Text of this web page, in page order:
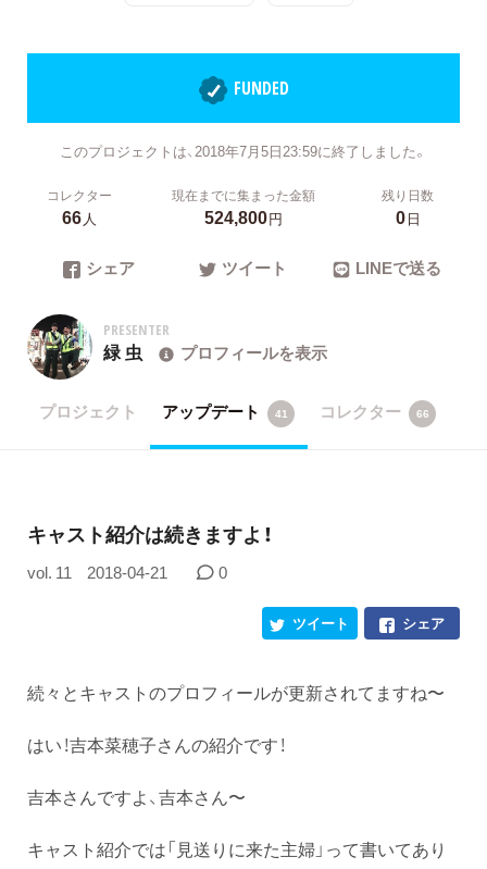
FUNDED
このプロジェクトは、2018年7月5日23:59に終了しました。
コレクター
66人
現在までに集まった金額
524,800円
残り日数
0日
シェア ツイート LINEで送る
PRESENTER
緑 虫 プロフィールを表示
プロジェクト アップデート 41 コレクター 66
キャスト紹介は続きますよ！
vol. 11 2018-04-21 0
シェア
ツイート
続々とキャストのプロフィールが更新されてますね〜
はい！吉本菜穂子さんの紹介です！
吉本さんですよ、吉本さん〜
キャスト紹介では「見送りに来た主婦」って書いてあり